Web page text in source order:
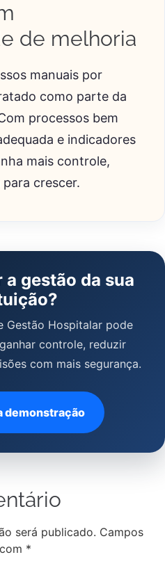
de melhoria
manuais por
como parte da
processos bem
e indicadores
mais controle,
crescer.
gestão da sua
Gestão Hospitalar pode
controle, reduzir
com mais segurança.
demonstração
será publicado. Campos
*